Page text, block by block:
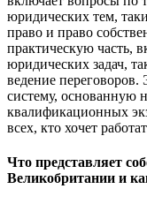
юридических тем,
право и право
практическую часть,
юридических задач,
ведение
систему, основанную
квалификационных
всех, кто хочет
Что представляет
Великобритании и